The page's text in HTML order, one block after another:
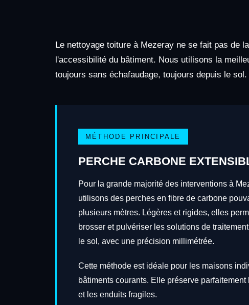
Le nettoyage toiture à Mezeray ne se fait pas de
l'accessibilité du bâtiment. Nous utilisons la
toujours sans échafaudage, toujours depuis le sol.
MÉTHODE PRINCIPALE
PERCHE CARBONE
Pour la grande majorité des interventions à
utilisons des perches en fibre de carbone
plusieurs mètres. Légères et rigides, elles
brosser et pulvériser les solutions de
le sol, avec une précision millimétrée.
Cette méthode est idéale pour les maisons
bâtiments courants. Elle préserve
et les enduits fragiles.